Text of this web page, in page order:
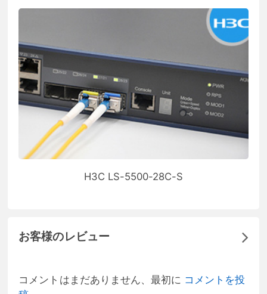
H3C LS-5500-28C-S
お客様のレビュー
コメントはまだありません、最初に コメントを投